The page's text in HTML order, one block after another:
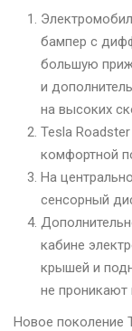
бампер с
большую
и
на высоких
Tesla
комфортной
На
сенсорный
кабине
крышей и
не проникают
Новое поколение